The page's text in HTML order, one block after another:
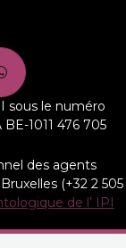
sous le numéro
1011 476 705
des agents
(+32 2 505
de l’ IPI